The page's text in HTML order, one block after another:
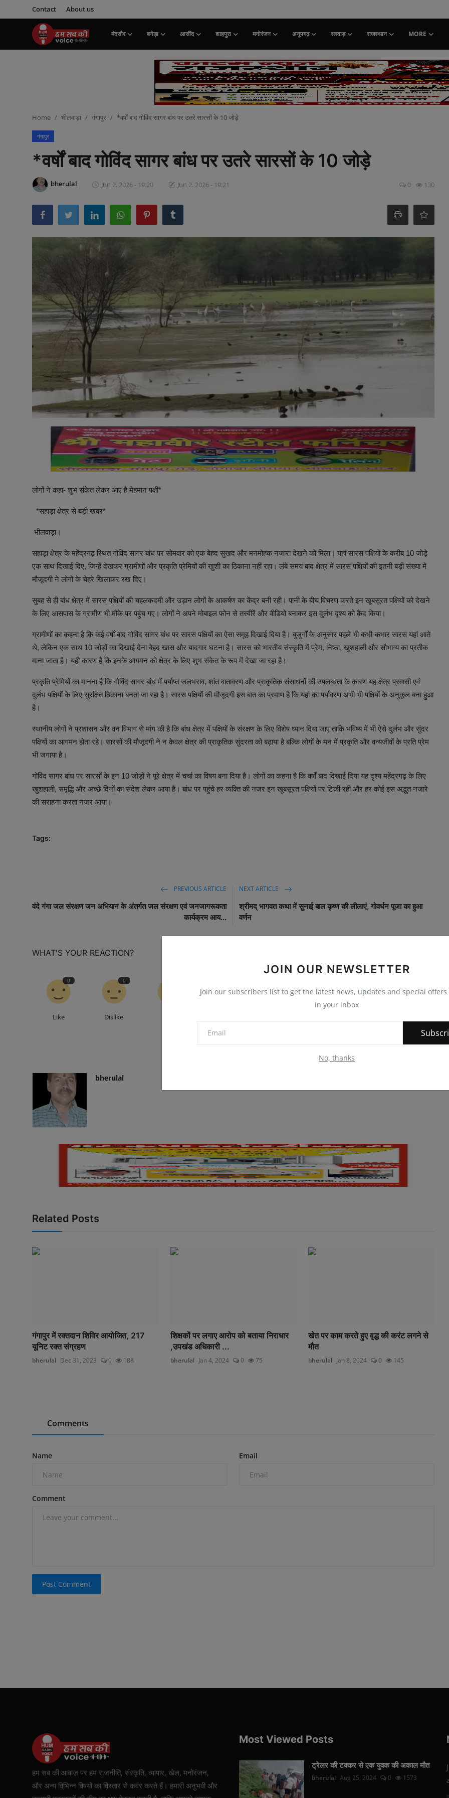
Contact About us
मंदसौर बनेड़ा आसींद शाहपुरा मनोरंजन अनूपगढ़ सरवाड़ राजस्थान MORE
JOIN OUR NEWSLETTER
Join our subscribers list to get the latest news, updates and special
in your inbox
No, thanks
Home भीलवाड़ा गंगापुर *वर्षों बाद गोविंद सागर बांध पर उतरे सारसों के 10 जोड़े
गंगापुर
*वर्षों बाद गोविंद सागर बांध पर उतरे सारसों के 10 जोड़े
bherulal Jun 2, 2026 - 19:20 Jun 2, 2026 - 19:21 0 130
लोगों ने कहा- शुभ संकेत लेकर आए हैं मेहमान पक्षी*
*सहाड़ा क्षेत्र से बड़ी खबर*
भीलवाड़ा।
सहाड़ा क्षेत्र के महेंद्रगढ़ स्थित गोविंद सागर बांध पर सोमवार को एक बेहद सुखद और मनमोहक नजारा देखने को मिला। यहां सारस पक्षियों के करीब 10 जोड़े
एक साथ दिखाई दिए, जिन्हें देखकर ग्रामीणों और प्रकृति प्रेमियों की खुशी का ठिकाना नहीं रहा। लंबे समय बाद क्षेत्र में सारस पक्षियों की इतनी बड़ी संख्या में
मौजूदगी ने लोगों के चेहरे खिलाकर रख दिए।
सुबह से ही बांध क्षेत्र में सारस पक्षियों की चहलकदमी और उड़ान लोगों के आकर्षण का केंद्र बनी रही। पानी के बीच विचरण करते इन खूबसूरत पक्षियों को देखने
के लिए आसपास के ग्रामीण भी मौके पर पहुंच गए। लोगों ने अपने मोबाइल फोन से तस्वीरें और वीडियो बनाकर इस दुर्लभ दृश्य को कैद किया।
ग्रामीणों का कहना है कि कई वर्षों बाद गोविंद सागर बांध पर सारस पक्षियों का ऐसा समूह दिखाई दिया है। बुजुर्गों के अनुसार पहले भी कभी-कभार सारस यहां आते
थे, लेकिन एक साथ 10 जोड़ों का दिखाई देना बेहद खास और यादगार घटना है। सारस को भारतीय संस्कृति में प्रेम, निष्ठा, खुशहाली और सौभाग्य का प्रतीक
माना जाता है। यही कारण है कि इनके आगमन को क्षेत्र के लिए शुभ संकेत के रूप में देखा जा रहा है।
प्रकृति प्रेमियों का मानना है कि गोविंद सागर बांध में पर्याप्त जलभराव, शांत वातावरण और प्राकृतिक संसाधनों की उपलब्धता के कारण यह क्षेत्र प्रवासी एवं
दुर्लभ पक्षियों के लिए सुरक्षित ठिकाना बनता जा रहा है। सारस पक्षियों की मौजूदगी इस बात का प्रमाण है कि यहां का पर्यावरण अभी भी पक्षियों के अनुकूल बना हुआ
है।
स्थानीय लोगों ने प्रशासन और वन विभाग से मांग की है कि बांध क्षेत्र में पक्षियों के संरक्षण के लिए विशेष ध्यान दिया जाए ताकि भविष्य में भी ऐसे दुर्लभ और सुंदर
पक्षियों का आगमन होता रहे। सारसों की मौजूदगी ने न केवल क्षेत्र की प्राकृतिक सुंदरता को बढ़ाया है बल्कि लोगों के मन में प्रकृति और वन्यजीवों के प्रति प्रेम
भी जगाया है।
गोविंद सागर बांध पर सारसों के इन 10 जोड़ों ने पूरे क्षेत्र में चर्चा का विषय बना दिया है। लोगों का कहना है कि वर्षों बाद दिखाई दिया यह दृश्य महेंद्रगढ़ के लिए
खुशहाली, समृद्धि और अच्छे दिनों का संदेश लेकर आया है। बांध पर पहुंचे हर व्यक्ति की नजर इन खूबसूरत पक्षियों पर टिकी रही और हर कोई इस अद्भुत नजारे
की सराहना करता नजर आया।
Tags:
PREVIOUS ARTICLE
वंदे गंगा जल संरक्षण जन अभियान के अंतर्गत जल संरक्षण एवं जनजागरूकता
कार्यक्रम आय...
NEXT ARTICLE
श्रीमद् भागवत कथा में सुनाई बाल कृष्ण की लीलाएं, गोवर्धन पूजा का हुआ
वर्णन
WHAT'S YOUR REACTION?
0
Like
0
Dislike
bherulal
Related Posts
गंगापुर में रक्तदान शिविर आयोजित, 217
यूनिट रक्त संग्रहण
bherulal Dec 31, 2023 0 188
शिक्षकों पर लगाए आरोप को बताया निराधार
,उपखंड अधिकारी ...
bherulal Jan 4, 2024 0 75
खेत पर काम करते हुए वृद्ध की करंट लगने से
मौत
bherulal Jan 8, 2024 0 145
Comments
Name Email
Comment
Post Comment
हम सब की आवाज़ पर हम राजनीति, संस्कृति, व्यापार, खेल, मनोरंजन,
और अन्य विभिन्न विषयों का विस्तार से कवर करते हैं। हमारी अनुभवी और
Most Viewed Posts
ट्रेलर की टक्कर से एक युवक की अकाल मौत
bherulal Aug 25, 2024 0 1573